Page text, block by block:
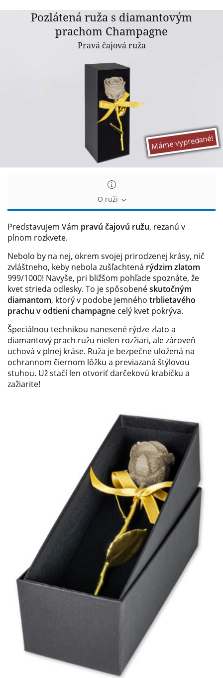
Pozlátená
Pozlátená ruža s diamantovým
prachom Champagne
Pravá čajová ruža
Máme vypredané!
O ruži
Predstavujem Vám pravú čajovú ružu, rezanú v
plnom rozkvete.
Nebolo by na nej, okrem svojej prirodzenej krásy, nič
zvláštneho, keby nebola zušľachtená rýdzim zlatom
999/1000! Navyše, pri bližšom pohľade spoznáte, že
kvet strieda odlesky. To je spôsobenéskutočným
diamantom, ktorý v podobe jemného trblietavého
prachu v odtieni champagne celý kvet pokrýva.
Špeciálnou technikou nanesené rýdze zlato a
diamantový prach ružu nielen rozžiari, ale zároveň
uchová v plnej kráse. Ruža je bezpečne uložená na
ochrannom čiernom lôžku a previazaná štýlovou
stuhou. Už stačí len otvoriť darčekovú krabičku a
zažiarite!